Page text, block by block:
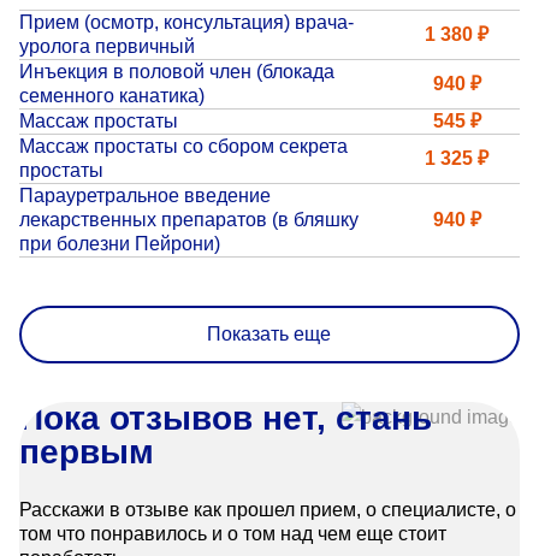
Версия для слабовидящих
Прием (осмотр, консультация) врача-
уролога первичный
1 380 ₽
Инъекция в половой член (блокада
семенного канатика)
940 ₽
Массаж простаты
545 ₽
Массаж простаты со сбором секрета
простаты
1 325 ₽
Парауретральное введение
лекарственных препаратов (в бляшку
при болезни Пейрони)
940 ₽
Показать еще
Пока отзывов нет, стань
первым
Расскажи в отзыве как прошел прием, о специалисте, о
том что понравилось и о том над чем еще стоит